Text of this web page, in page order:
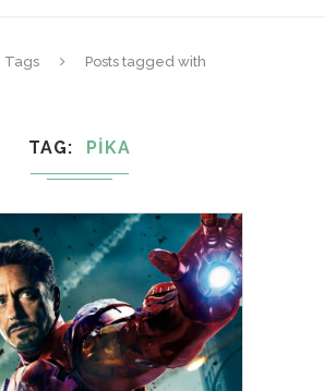
Tags
Posts tagged with
TAG PIKA